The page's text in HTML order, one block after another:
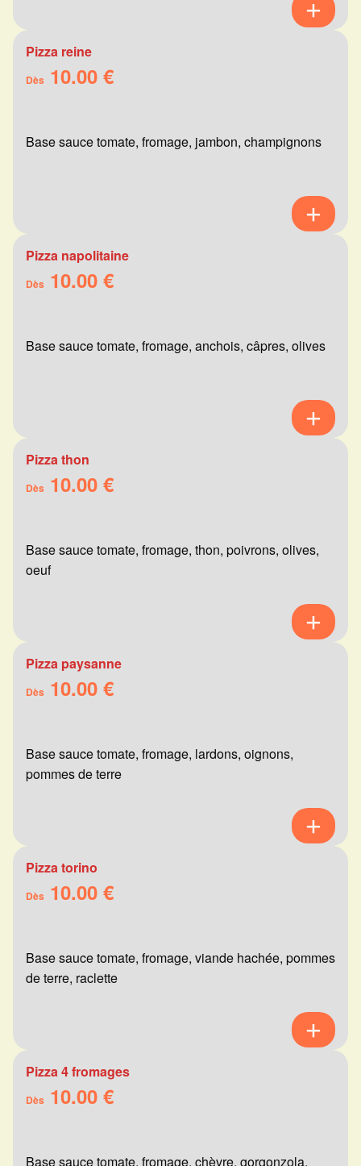
Pizza reine
Dès 10.00 €
Base sauce tomate, fromage, jambon, champignons
Pizza napolitaine
Dès 10.00 €
Base sauce tomate, fromage, anchois, câpres, olives
Pizza thon
Dès 10.00 €
Base sauce tomate, fromage, thon, poivrons, olives,
oeuf
Pizza paysanne
Dès 10.00 €
Base sauce tomate, fromage, lardons, oignons,
pommes de terre
Pizza torino
Dès 10.00 €
Base sauce tomate, fromage, viande hachée, pommes
de terre, raclette
Pizza 4 fromages
Dès 10.00 €
Base sauce tomate, fromage, chèvre, gorgonzola,